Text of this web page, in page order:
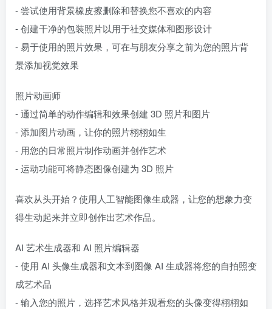
- 尝试使用背景橡皮擦删除和替换您不喜欢的内容
- 创建干净的包装照片以用于社交媒体和图形设计
- 易于使用的照片效果，可在与朋友分享之前为您的照片背
景添加视觉效果
照片动画师
- 通过简单的动作编辑和效果创建 3D 照片和图片
- 添加图片动画，让你的照片栩栩如生
- 用您的日常照片制作动画并创作艺术
- 运动功能可将静态图像创建为 3D 照片
喜欢从头开始？使用人工智能图像生成器，让您的想象力变
得生动起来并立即创作出艺术作品。
AI 艺术生成器和 AI 照片编辑器
- 使用 AI 头像生成器和文本到图像 AI 生成器将您的自拍照变
成艺术品
- 输入您的照片，选择艺术风格并观看您的头像变得栩栩如